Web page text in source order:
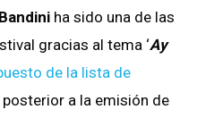
ha sido una de las
gracias al tema ‘Ay
de la lista de
posterior a la emisión de